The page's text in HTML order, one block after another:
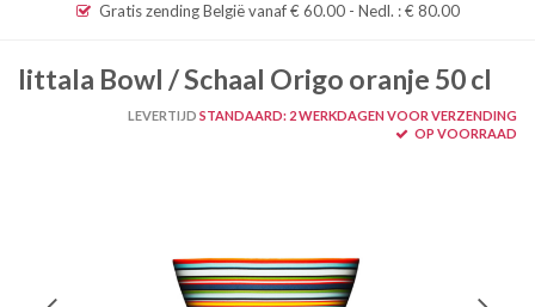
Gratis zending België vanaf € 60.00 - Nedl. : € 80.00
Iittala Bowl / Schaal Origo oranje 50 cl
LEVERTIJD STANDAARD: 2 WERKDAGEN VOOR VERZENDING
OP VOORRAAD